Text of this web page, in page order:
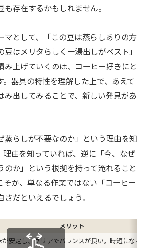
存在するかもしれません。
マとして、「この豆は蒸らしありの方
はメリタらしく一湯出しがベスト」
み上げていくのは、コーヒー好きにと
。器具の特性を理解した上で、あえて
み出してみることで、新しい発見があ
蒸らしが不要なのか」という理由を知
理由を知っていれば、逆に「今、なぜ
のか」という根拠を持って淹れること
そが、単なる作業ではない「コーヒー
だといえるでしょう。
メリット
が安定し、クリアでバランスが良い。時短になる